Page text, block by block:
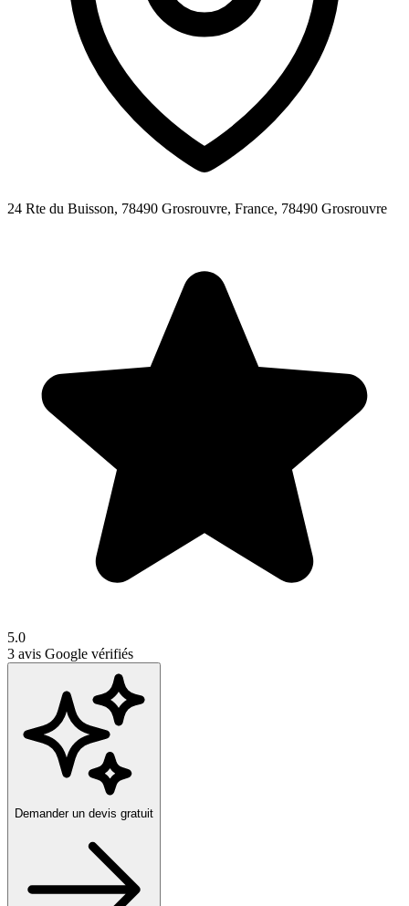
24 Rte du Buisson, 78490 Grosrouvre, France, 78490 Grosrouvre
5.0
3 avis Google vérifiés
Demander un devis gratuit